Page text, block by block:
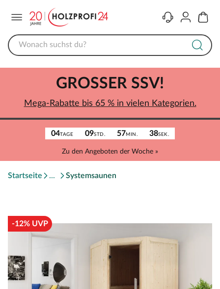
KontaktKonto
04TAGE 09STD. 57MIN. 38SEK.
Zu den Angeboten der Woche »
GROSSER SSV!
Mega-Rabatte bis 65 % in vielen Kategorien.
Startseite Systemsaunen
-12% UVP